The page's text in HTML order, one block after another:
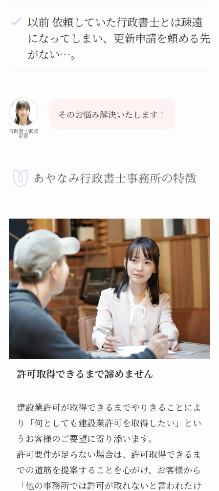
以前 依頼していた行政書士とは疎遠
になってしまい、更新申請を頼める先
がない…。
行政書士宮城
彩奈
そのお悩み解決いたします！
許可取得できるまで諦めません
建設業許可が取得できるまでやりきることによ
り「何としても建設業許可を取得したい」とい
うお客様のご要望に寄り添います。
許可要件が足らない場合は、許可取得できるま
での道筋を提案することを心がけ、お客様から
「他の事務所では許可が取れないと言われたけ